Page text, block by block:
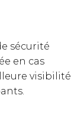
sécurité
en cas
visibilité